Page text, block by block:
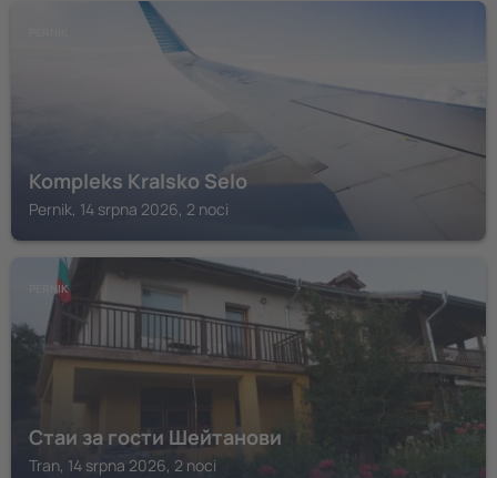
Kompleks Kralsko Selo
Pernik, 14 srpna 2026, 2 noci
PERNIK
Стаи за гости Шейтанови
Tran, 14 srpna 2026, 2 noci